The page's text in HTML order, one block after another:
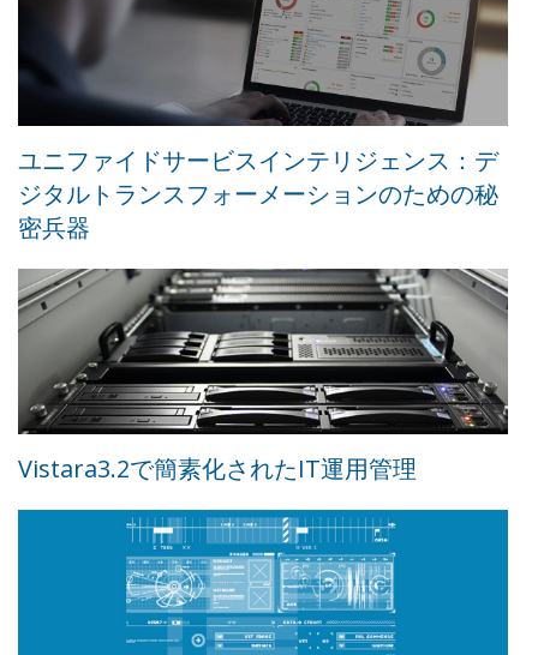
ユニファイドサービスインテリジェンス：デ
ジタルトランスフォーメーションのための秘
密兵器
Vistara3.2で簡素化されたIT運用管理